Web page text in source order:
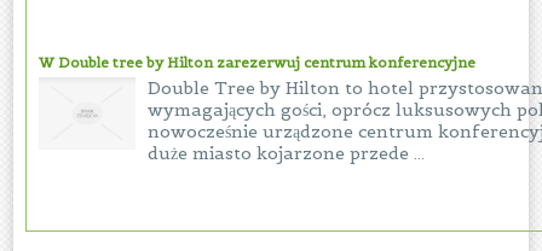
W Double tree by Hilton zarezerwuj centrum konferencyjne
Double Tree by Hilton to hotel
wymagających gości, oprócz luksusowych
nowocześnie urządzone centrum
duże miasto kojarzone przede ...